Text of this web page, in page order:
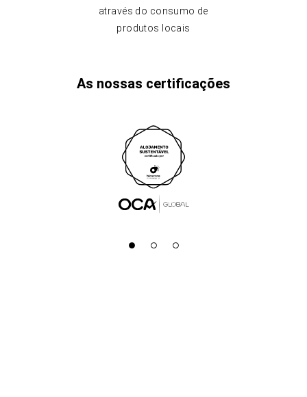
através do consumo de
produtos locais
As nossas certificações